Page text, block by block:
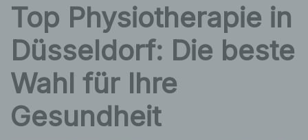
Top Physiotherapie in
Düsseldorf: Die beste
Wahl für Ihre
Gesundheit